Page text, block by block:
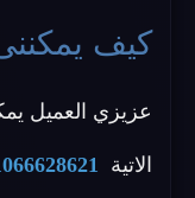
كيف
عزيزي العميل
الاتية